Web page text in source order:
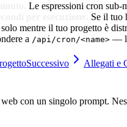
Le espressioni cron sub-
Se il tuo
mentre il tuo progetto è
a /api/cron/<name> —
Successivo
Allegati e
con un singolo prompt.